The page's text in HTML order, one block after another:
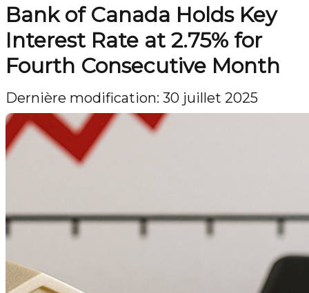
Bank of Canada Holds Key
Interest Rate at 2.75% for
Fourth Consecutive Month
Dernière modification: 30 juillet 2025